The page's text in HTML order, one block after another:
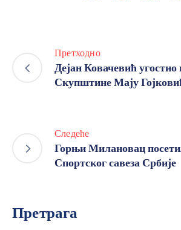
Претходно
Дејан Ковачевић угостио
Скупштине Мају
Следеће
Горњи Милановац
Спортског савеза Србије
Претрага